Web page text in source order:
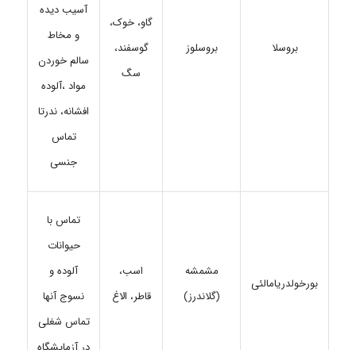
بروسلا بروسلوز
گاو، خوک،
گوسفند،
سگ
آسیب دیده
و مخاط
سالم خوردن
مواد ،آلوده
افشانه، ندرتا
تماس
جنسی
بورخولدریامالئی
مشمشه
(گلاندرز)
اسب،
قاطر، الاغ
تماس با
حیوانات
آلوده و
نسوج آنها
تماس شغلی